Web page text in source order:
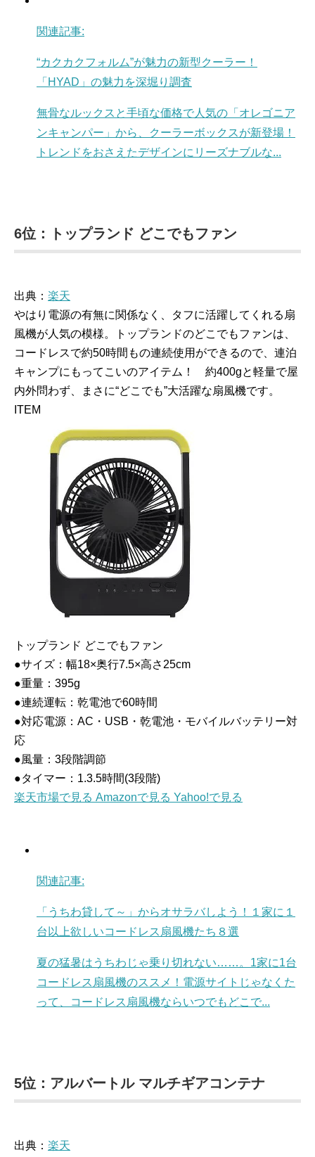
関連記事:
“カクカクフォルム”が魅力の新型クーラー！
「HYAD」の魅力を深堀り調査
無骨なルックスと手頃な価格で人気の「オレゴニア
ンキャンパー」から、クーラーボックスが新登場！
トレンドをおさえたデザインにリーズナブルな...
6位：トップランド どこでもファン
出典： 楽天
やはり電源の有無に関係なく、タフに活躍してくれる扇
風機が人気の模様。トップランドのどこでもファンは、
コードレスで約50時間もの連続使用ができるので、連泊
キャンプにもってこいのアイテム！ 約400gと軽量で屋
内外問わず、まさに“どこでも”大活躍な扇風機です。
ITEM
トップランド どこでもファン
●サイズ：幅18×奥行7.5×高さ25cm
●重量：395g
●連続運転：乾電池で60時間
●対応電源：AC・USB・乾電池・モバイルバッテリー対
応
●風量：3段階調節
●タイマー：1.3.5時間(3段階)
楽天市場で見る Amazonで見る Yahoo!で見る
関連記事:
「うちわ貸して～」からオサラバしよう！１家に１
台以上欲しいコードレス扇風機たち８選
夏の猛暑はうちわじゃ乗り切れない……。1家に1台
コードレス扇風機のススメ！電源サイトじゃなくた
って、コードレス扇風機ならいつでもどこで...
5位：アルバートル マルチギアコンテナ
出典： 楽天